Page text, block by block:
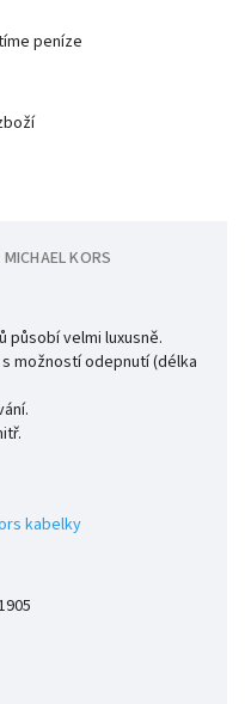
peníze
MICHAEL KORS
působí velmi luxusně.
možností odepnutí (délka
kabelky